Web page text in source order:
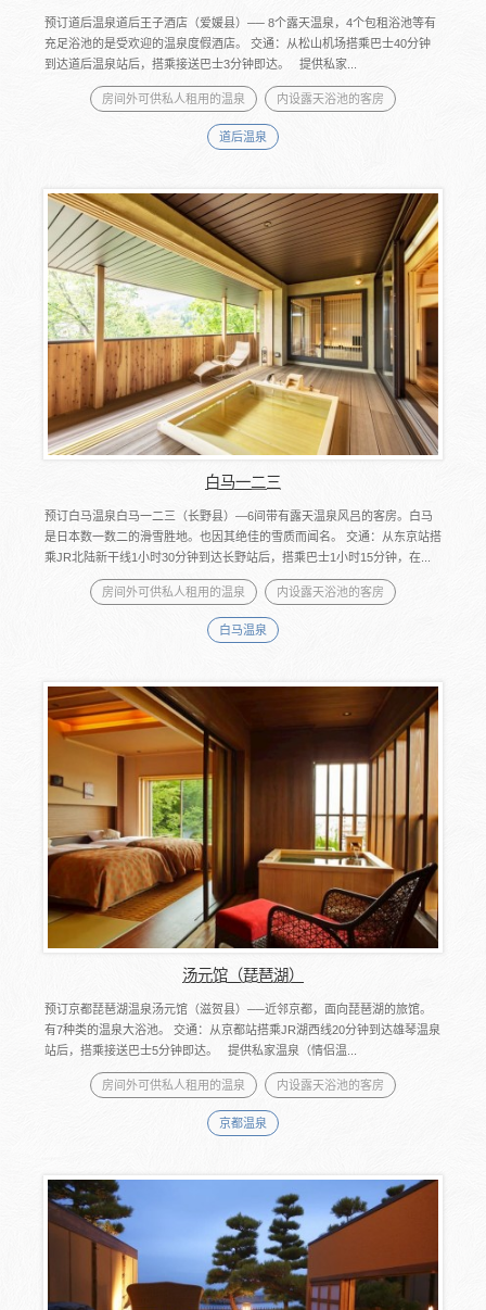
预订道后温泉道后王子酒店（爱媛县）── 8个露天温泉，4个包租浴池等有
充足浴池的是受欢迎的温泉度假酒店。 交通：从松山机场搭乘巴士40分钟
到达道后温泉站后，搭乘接送巴士3分钟即达。 提供私家...
房间外可供私人租用的温泉 内设露天浴池的客房
道后温泉
白马一二三
预订白马温泉白马一二三（长野县）―6间带有露天温泉风吕的客房。白马
是日本数一数二的滑雪胜地。也因其绝佳的雪质而闻名。 交通：从东京站搭
乘JR北陆新干线1小时30分钟到达长野站后，搭乘巴士1小时15分钟，在...
房间外可供私人租用的温泉 内设露天浴池的客房
白马温泉
汤元馆（琵琶湖）
预订京都琵琶湖温泉汤元馆（滋贺县）──近邻京都，面向琵琶湖的旅馆。
有7种类的温泉大浴池。 交通：从京都站搭乘JR湖西线20分钟到达雄琴温泉
站后，搭乘接送巴士5分钟即达。 提供私家温泉（情侣温...
房间外可供私人租用的温泉 内设露天浴池的客房
京都温泉